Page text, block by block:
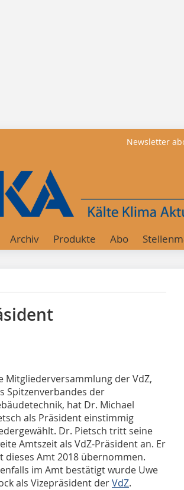
Newsletter
Archiv Produkte Abo
Mitgliederversammlung der VdZ,
Spitzenverbandes der
hat Dr. Michael
als Präsident einstimmig
Dr. Pietsch tritt seine
Amtszeit als VdZ-Präsident an. Er
dieses Amt 2018 übernommen.
im Amt bestätigt wurde Uwe
als Vizepräsident derVdZ.